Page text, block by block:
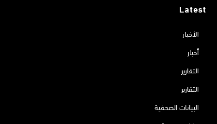
Latest
الأخبار
أخبار
التقارير
التقارير
البيانات الصحفية